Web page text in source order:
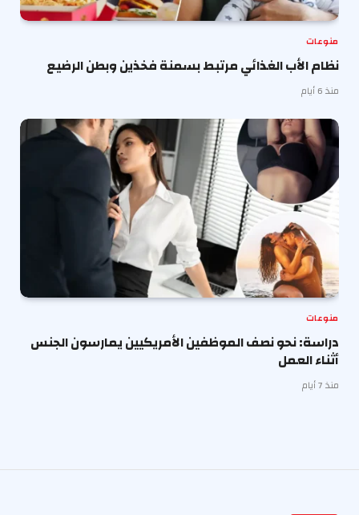
منوعات
نظام الأب الغذائي مرتبط بسمنة فخذين وبطن الرضيع
منذ 6 أيام
منوعات
دراسة: نحو نصف الموظفين الأمريكيين يمارسون الجنس
أثناء العمل
منذ 7 أيام